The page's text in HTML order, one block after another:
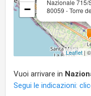
Nazionale 715/
80059 - Torre
−
Leaflet | ©
Vuoi arrivare in
Segui le indicazioni: